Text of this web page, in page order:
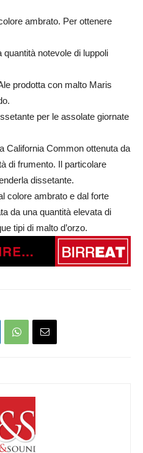
ambrato. Per ottenere
notevole di luppoli
prodotta con malto Maris
per le assolate giornate
California Common ottenuta da
di frumento. Il particolare
dissetante.
colore ambrato e dal forte
da una quantità elevata di
tipi di malto d’orzo.